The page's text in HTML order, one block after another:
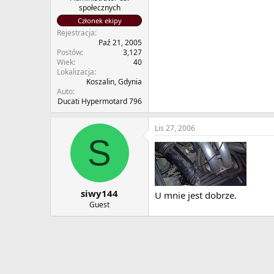
społecznych
Członek ekipy
Rejestracja
Paź 21, 2005
Postów
3,127
Wiek
40
Lokalizacja
Koszalin, Gdynia
Auto
Ducati Hypermotard 796
S
siwy144
Guest
Lis 27, 2006
U mnie jest dobrze.